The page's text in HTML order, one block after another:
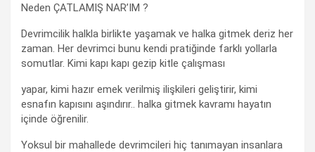
Neden ÇATLAMIŞ NAR’IM ?
Devrimcilik halkla birlikte yaşamak ve halka gitmek deriz her
zaman. Her devrimci bunu kendi pratiğinde farklı yollarla
somutlar. Kimi kapı kapı gezip kitle çalışması
yapar, kimi hazır emek verilmiş ilişkileri geliştirir, kimi
esnafın kapısını aşındırır.. halka gitmek kavramı hayatın
içinde öğrenilir.
Yoksul bir mahallede devrimcileri hiç tanımayan insanlara